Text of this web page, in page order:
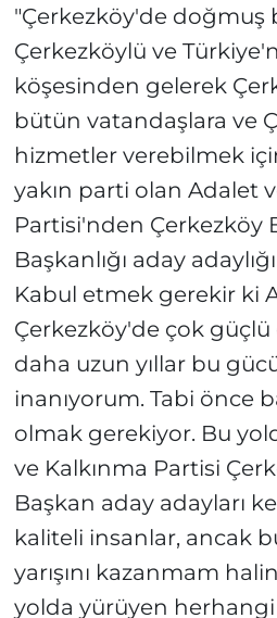
"Çerkezköy'de doğmuş
Çerkezköylü ve
köşesinden gelerek
bütün vatandaşlara ve
hizmetler verebilmek
yakın parti olan Adalet
Partisi'nden Çerkezköy
Başkanlığı aday
Kabul etmek gerekir ki
Çerkezköy'de çok
daha uzun yıllar bu
inanıyorum. Tabi önce
olmak gerekiyor. Bu
ve Kalkınma Partisi
Başkan aday adayları
kaliteli insanlar, ancak
yarışını kazanmam
yolda yürüyen